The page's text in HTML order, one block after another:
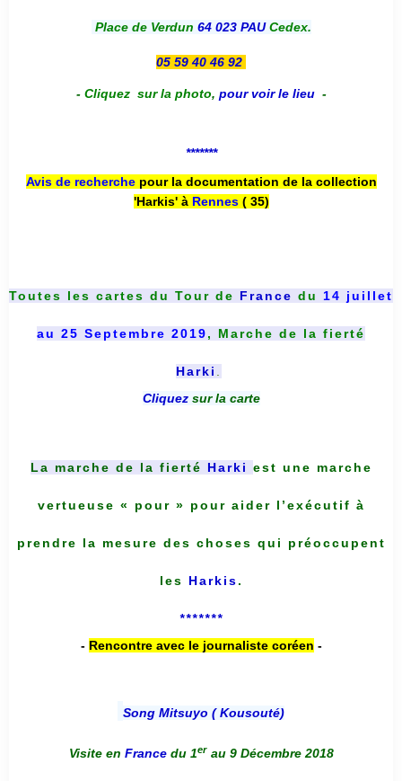
Place de Verdun 64 023 PAUCedex.
05 59 40 46 92
- Cliquez sur la photo, pour voir le lieu -
*******
Avis de recherche pour la documentation de la collection
'Harkis' à Rennes( 35)
Toutes les cartes du Tour de France du 14 juillet
au 25 Septembre 2019, Marche de la fierté
Harki
Cliquez sur la carte
La marche de la fierté Harki est une marche
vertueuse « pour » pour aider l’exécutif à
prendre la mesure des choses qui préoccupent
les Harkis.
*******
- Rencontre avec le journaliste coréen -
Song Mitsuyo ( Kousouté)
Visite en France du 1er au 9 Décembre 2018